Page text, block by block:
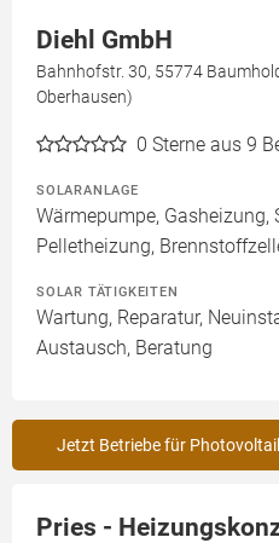
Diehl GmbH
Bahnhofstr. 30, 55774
Oberhausen)
0 Sterne aus 9
SOLARANLAGE
Wärmepumpe, Gasheizung,
Pelletheizung,
SOLAR TÄTIGKEITEN
Wartung, Reparatur,
Austausch, Beratung
Jetzt Betriebe für
Pries -